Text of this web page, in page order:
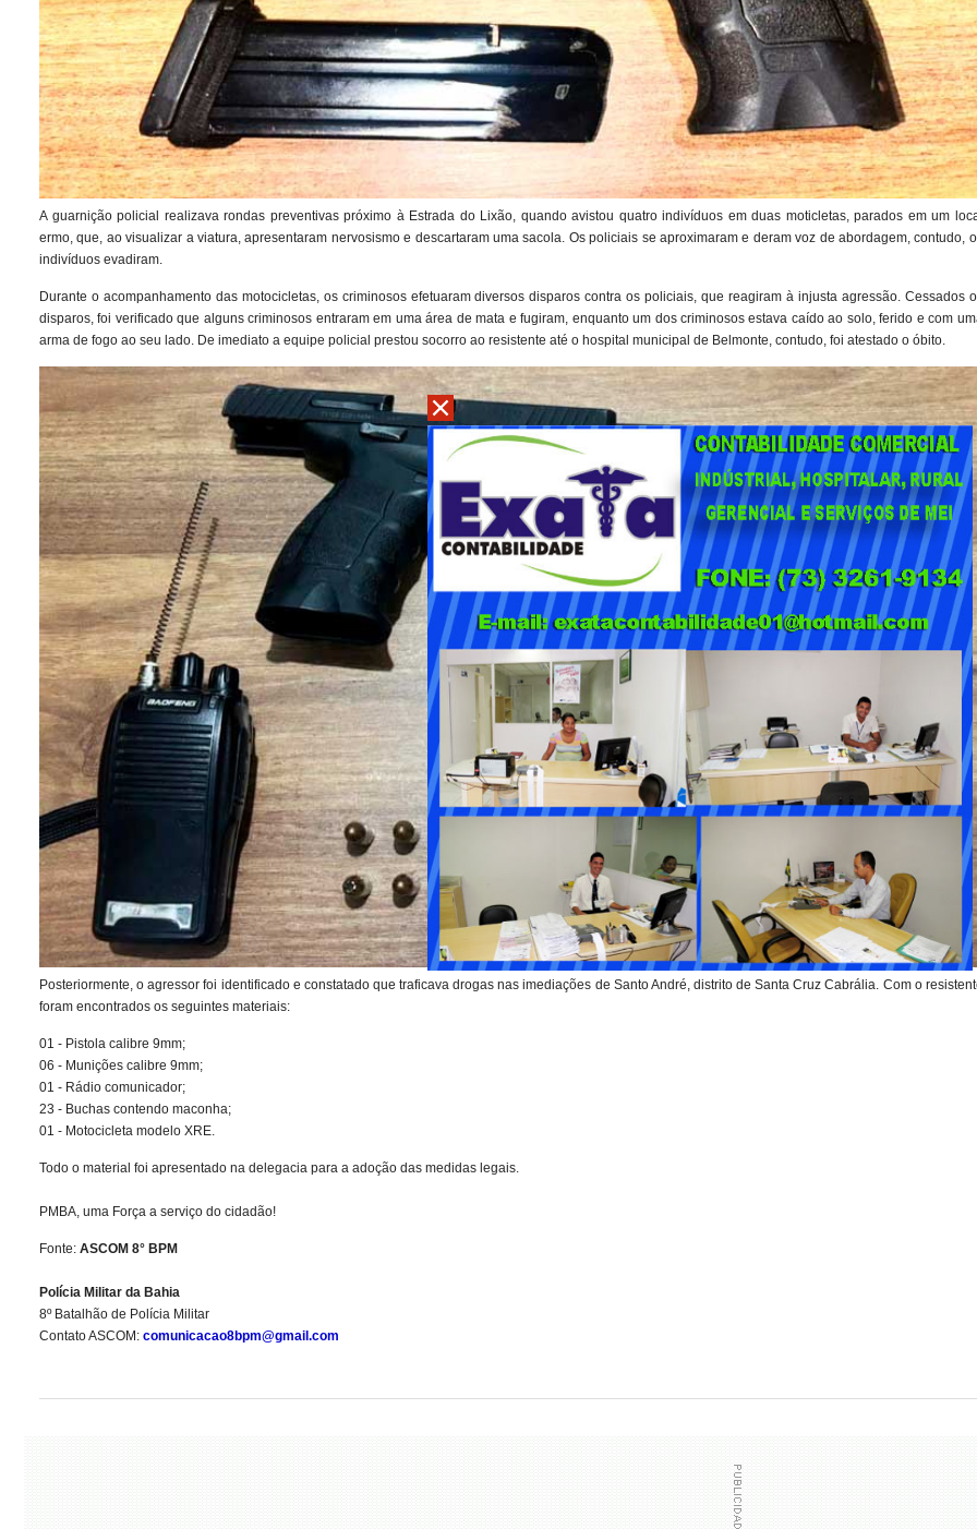
A guarnição policial realizava rondas preventivas próximo à Estrada do Lixão, quando avistou quatro indivíduos em duas moticletas, parados em um
ermo, que, ao visualizar a viatura, apresentaram nervosismo e descartaram uma sacola. Os policiais se aproximaram e deram voz de abordagem, contudo,
indivíduos evadiram.
Durante o acompanhamento das motocicletas, os criminosos efetuaram diversos disparos contra os policiais, que reagiram à injusta agressão. Cessados
disparos, foi verificado que alguns criminosos entraram em uma área de mata e fugiram, enquanto um dos criminosos estava caído ao solo, ferido e com
arma de fogo ao seu lado. De imediato a equipe policial prestou socorro ao resistente até o hospital municipal de Belmonte, contudo, foi atestado o óbito.
Posteriormente, o agressor foi identificado e constatado que traficava drogas nas imediações de Santo André, distrito de Santa Cruz Cabrália. Com o
foram encontrados os seguintes materiais:
01 - Pistola calibre 9mm;
06 - Munições calibre 9mm;
01 - Rádio comunicador;
23 - Buchas contendo maconha;
01 - Motocicleta modelo XRE.
Todo o material foi apresentado na delegacia para a adoção das medidas legais.
PMBA, uma Força a serviço do cidadão!
Fonte: ASCOM 8° BPM
Polícia Militar da Bahia
8º Batalhão de Polícia Militar
Contato ASCOM: comunicacao8bpm@gmail.com